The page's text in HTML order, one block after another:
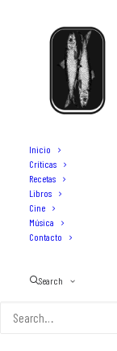
Inicio
Críticas
Recetas
Libros
Cine
Música
Contacto
Search